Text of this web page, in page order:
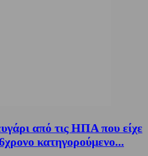
από τις ΗΠΑ που είχε
κατηγορούμενο...